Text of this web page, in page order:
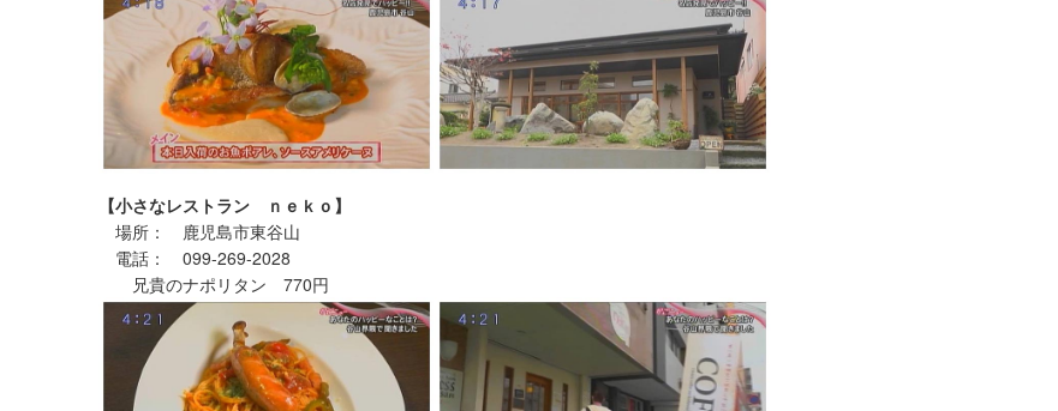
【小さなレストラン ｎｅｋｏ】
場所： 鹿児島市東谷山
電話： 099-269-2028
兄貴のナポリタン 770円